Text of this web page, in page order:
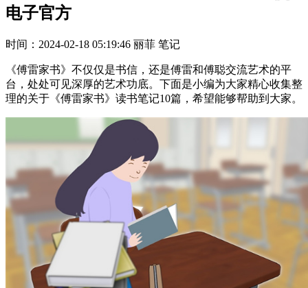
电子官方
时间： 2024-02-18 05:19:46 丽菲 笔记
《傅雷家书》不仅仅是书信，还是傅雷和傅聪交流艺术的平
台，处处可见深厚的艺术功底。下面是小编为大家精心收集整
理的关于《傅雷家书》读书笔记10篇，希望能够帮助到大家。